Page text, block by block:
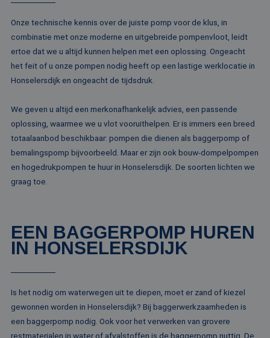
Onze technische kennis over de juiste pomp voor de klus, in
combinatie met onze moderne en uitgebreide pompenvloot, leidt
ertoe dat we u altijd kunnen helpen met een oplossing. Ongeacht
het feit of u onze pompen nodig heeft op een lastige werklocatie in
Honselersdijk en ongeacht de tijdsdruk.
We geven u altijd een merkonafhankelijk advies, een passende
oplossing, waarmee we u vlot vooruithelpen. Er is immers een breed
totaalaanbod beschikbaar: pompen die dienen als baggerpomp of
bemalingspomp bijvoorbeeld. Maar er zijn ook bouw-dompelpompen
en hogedrukpompen te huur in Honselersdijk. De soorten lichten we
graag toe.
EEN BAGGERPOMP HUREN
IN HONSELERSDIJK
Is het nodig om waterwegen uit te diepen, moet er zand of kiezel
gewonnen worden in Honselersdijk? Bij baggerwerkzaamheden is
een baggerpomp nodig. Ook voor het verwerken van grovere
restmaterialen in water of afvalstoffen is de baggerpomp nuttig. De